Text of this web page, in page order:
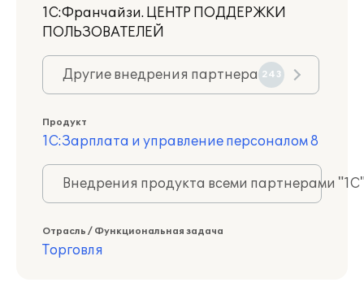
1С:Франчайзи. ЦЕНТР ПОДДЕРЖКИ
ПОЛЬЗОВАТЕЛЕЙ
Другие внедрения партнера 243
Продукт
1С:Зарплата и управление персоналом 8
Внедрения продукта всеми партнерами
Отрасль / Функциональная задача
Торговля